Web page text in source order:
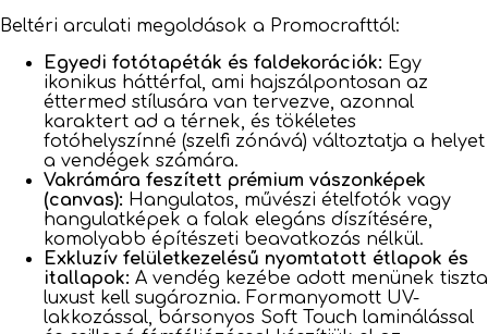
Beltéri arculati megoldások a Promocrafttól:
Egyedi fotótapéták és faldekorációk: Egy
ikonikus háttérfal, ami hajszálpontosan az
éttermed stílusára van tervezve, azonnal
karaktert ad a térnek, és tökéletes
fotóhelyszínné (szelfi zónává) változtatja a helyet
a vendégek számára.
Vakrámára feszített prémium vászonképek
(canvas): Hangulatos, művészi ételfotók vagy
hangulatképek a falak elegáns díszítésére,
komolyabb építészeti beavatkozás nélkül.
Exkluzív felületkezelésű nyomtatott étlapok és
itallapok: A vendég kezébe adott menünek tiszta
luxust kell sugároznia. Formanyomott UV-
lakkozással, bársonyos Soft Touch laminálással